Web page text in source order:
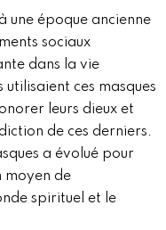
une époque ancienne
sociaux
dans la vie
ces masques
leurs dieux et
de ces derniers.
a évolué pour
moyen de
spirituel et le